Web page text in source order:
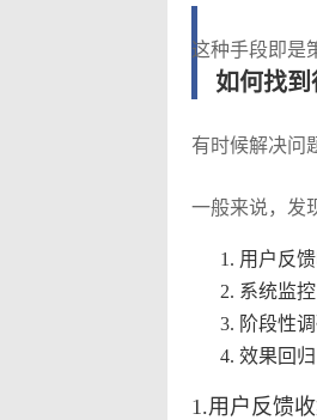
这种手段即是
如何找
有时候解决问
一般来说，发
用户反
系统监控
阶段性
效果回归
1.用户反馈